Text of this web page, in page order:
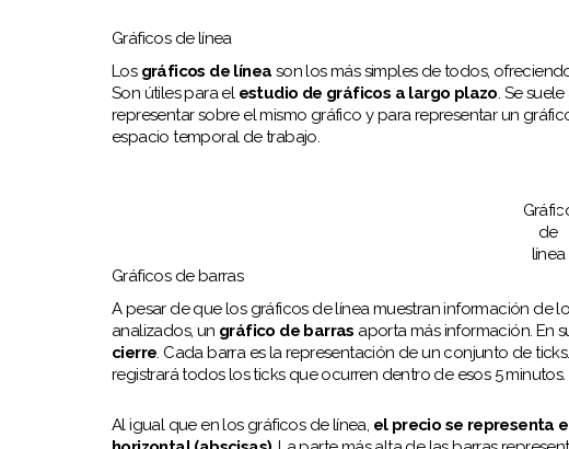
Gráficos de línea
Los gráficos de línea son los más simples de todos,
Son útiles para el estudio de gráficos a largo plazo. Se
representar sobre el mismo gráfico y para representar un
espacio temporal de trabajo.
de
línea
Gráficos de barras
A pesar de que los gráficos de línea muestran información de
analizados, un gráfico de barras aporta más información. En
cierre. Cada barra es la representación de un conjunto de
registrará todos los ticks que ocurren dentro de esos 5 minutos.
Al igual que en los gráficos de línea, el precio se representa